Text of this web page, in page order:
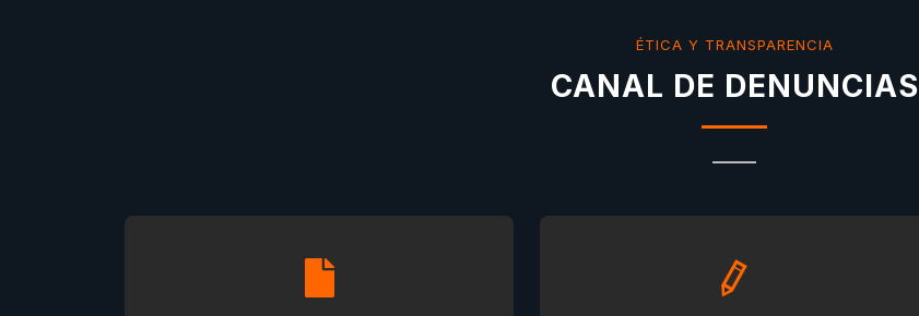
ÉTICA Y TRANSPARENCIA
CANAL DE DENUNCIAS